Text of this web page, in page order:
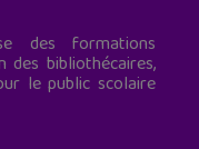
des formations
des bibliothécaires,
le public scolaire